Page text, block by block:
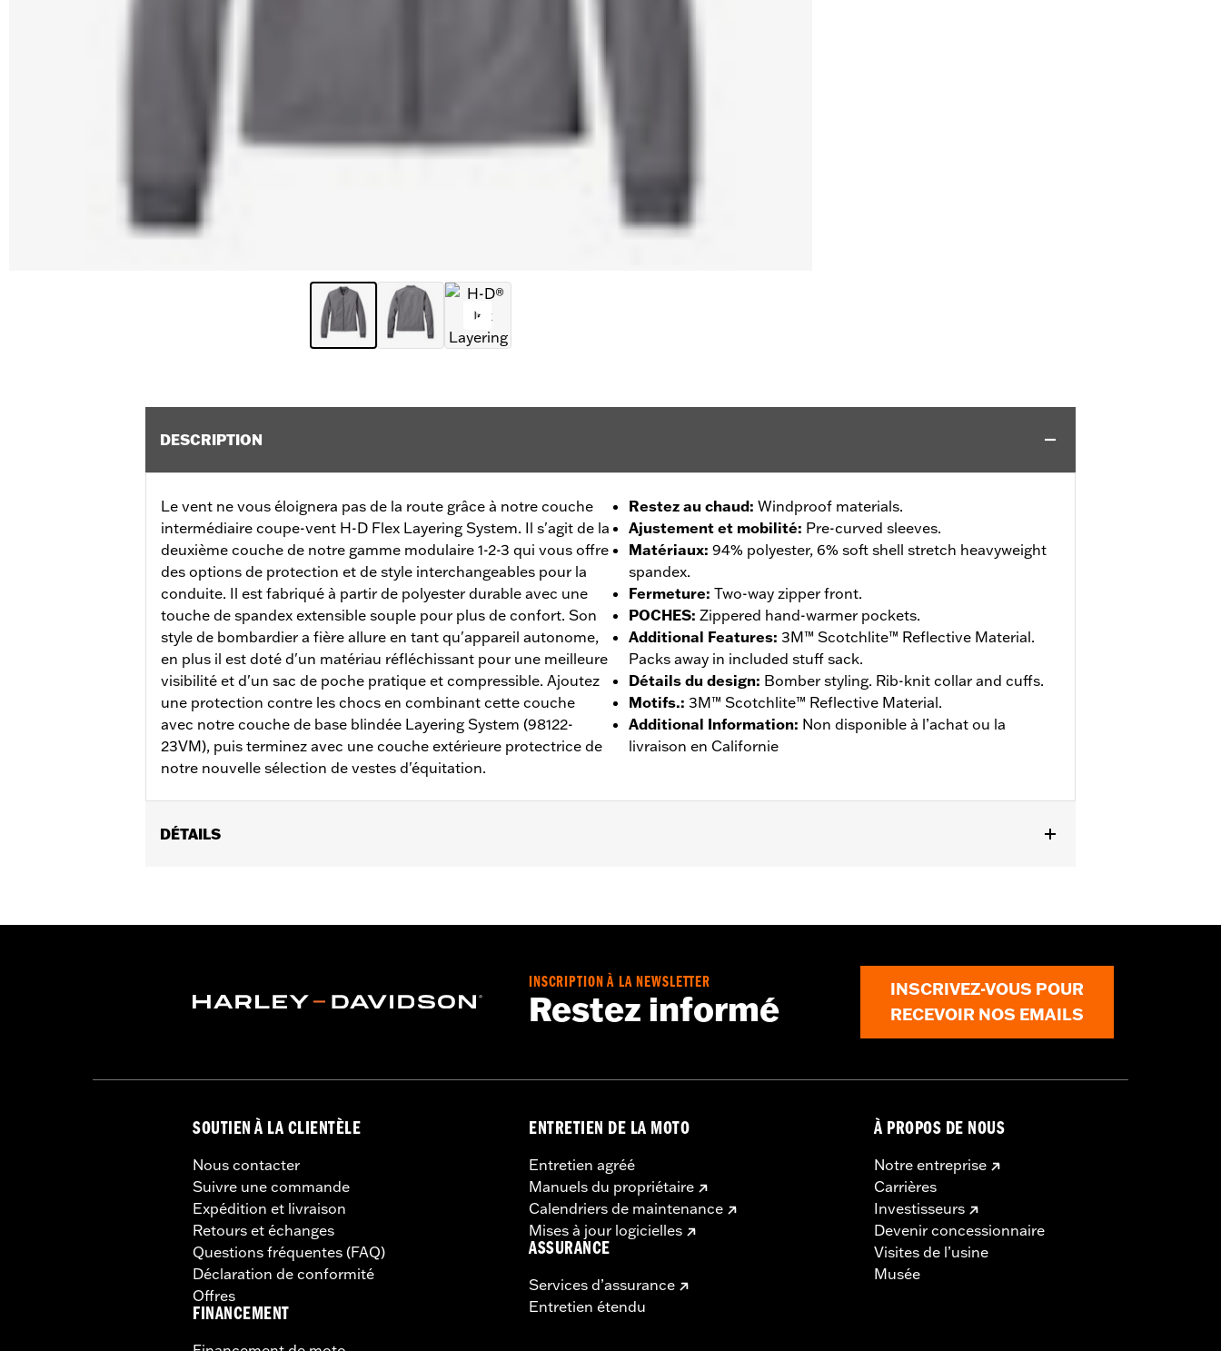
DESCRIPTION
Le vent ne vous éloignera pas de la route grâce à notre couche
intermédiaire coupe-vent H-D Flex Layering System. Il s'agit de la
deuxième couche de notre gamme modulaire 1-2-3 qui vous offre
des options de protection et de style interchangeables pour la
conduite. Il est fabriqué à partir de polyester durable avec une
touche de spandex extensible souple pour plus de confort. Son
style de bombardier a fière allure en tant qu'appareil autonome,
en plus il est doté d'un matériau réfléchissant pour une meilleure
visibilité et d'un sac de poche pratique et compressible. Ajoutez
une protection contre les chocs en combinant cette couche
avec notre couche de base blindée Layering System (98122-
23VM), puis terminez avec une couche extérieure protectrice de
notre nouvelle sélection de vestes d'équitation.
Restez au chaud: Windproof materials.
Ajustement et mobilité: Pre-curved sleeves.
Matériaux: 94% polyester, 6% soft shell stretch heavyweight
spandex.
Fermeture: Two-way zipper front.
POCHES: Zippered hand-warmer pockets.
Additional Features: 3M™ Scotchlite™ Reflective Material.
Packs away in included stuff sack.
Détails du design: Bomber styling. Rib-knit collar and cuffs.
Motifs.: 3M™ Scotchlite™ Reflective Material.
Additional Information: Non disponible à l’achat ou la
livraison en Californie
DÉTAILS
Caractéristiques fonctionnelles:Poches,Reflective Material,Coupe-vent,Fermeture éclair à double sens sur le devant,Poches
Shop To Be:Warm
INSCRIPTION À LA NEWSLETTER
Restez informé
INSCRIVEZ-VOUS POUR
RECEVOIR NOS EMAILS
SOUTIEN À LA CLIENTÈLE
Nous contacter
Suivre une commande
Expédition et livraison
Retours et échanges
Questions fréquentes (FAQ)
Déclaration de conformité
Offres
FINANCEMENT
ENTRETIEN DE LA MOTO
Entretien agréé
Manuels du propriétaire
Calendriers de maintenance
Mises à jour logicielles
ASSURANCE
Services d’assurance
Entretien étendu
À PROPOS DE NOUS
Notre entreprise
Carrières
Investisseurs
Devenir concessionnaire
Visites de l’usine
Musée